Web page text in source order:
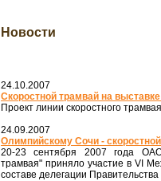
Новости
24.10.2007
Скоростной трамвай на
Проект линии скоростного
24.09.2007
Олимпийскому Сочи -
20-23 сентября 2007 года ОАО
трамвая" приняло участие в VI
составе делегации